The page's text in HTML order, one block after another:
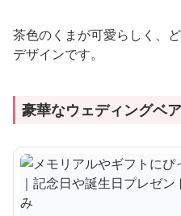
茶色のくまが可愛らしく、
デザインです。
豪華なウェディングベ